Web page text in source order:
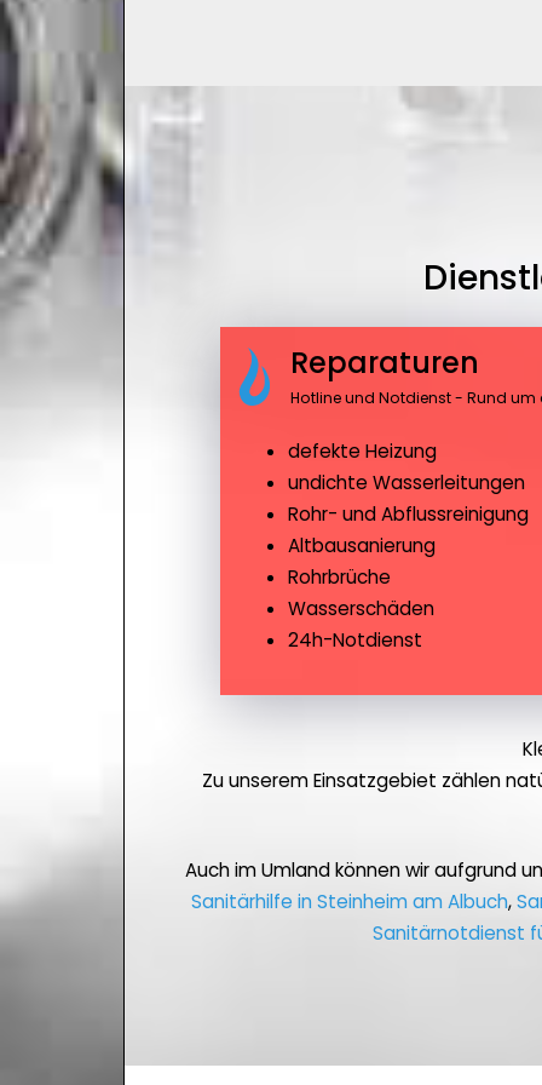
Reparaturen
Hotline und Notdienst - Rund um
defekte Heizung
undichte Wasserleitungen
Rohr- und Abflussreinigung
Altbausanierung
Rohrbrüche
Wasserschäden
24h-Notdienst
Zu unserem Einsatzgebiet zählen
Auch im Umland können wir aufgrund
Sanitärhilfe in Steinheim am Albuch,
Sanitärnotdienst